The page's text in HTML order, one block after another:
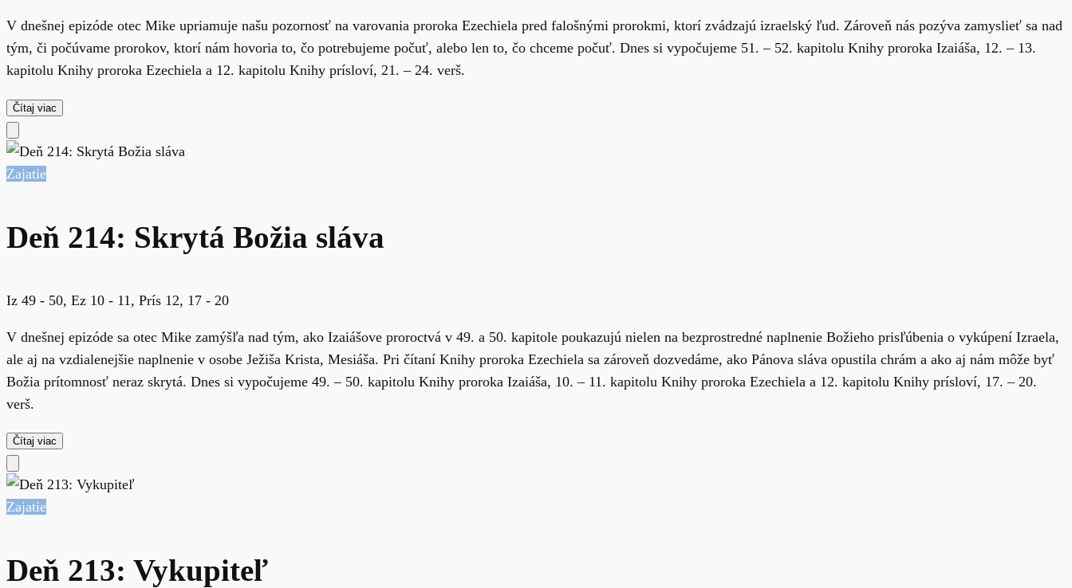
V dnešnej epizóde otec Mike upriamuje našu pozornosť na varovania proroka Ezechiela pred falošnými prorokmi, ktorí zvádzajú izraelský ľud. Zároveň nás pozýva zamyslieť sa nad
tým, či počúvame prorokov, ktorí nám hovoria to, čo potrebujeme počuť, alebo len to, čo chceme počuť. Dnes si vypočujeme 51. – 52. kapitolu Knihy proroka Izaiáša, 12. – 13.
kapitolu Knihy proroka Ezechiela a 12. kapitolu Knihy prísloví, 21. – 24. verš.
Čítaj viac
Zajatie
Deň 214: Skrytá Božia sláva
Iz 49 - 50, Ez 10 - 11, Prís 12, 17 - 20
V dnešnej epizóde sa otec Mike zamýšľa nad tým, ako Izaiášove proroctvá v 49. a 50. kapitole poukazujú nielen na bezprostredné naplnenie Božieho prisľúbenia o vykúpení Izraela,
ale aj na vzdialenejšie naplnenie v osobe Ježiša Krista, Mesiáša. Pri čítaní Knihy proroka Ezechiela sa zároveň dozvedáme, ako Pánova sláva opustila chrám a ako aj nám môže byť
Božia prítomnosť neraz skrytá. Dnes si vypočujeme 49. – 50. kapitolu Knihy proroka Izaiáša, 10. – 11. kapitolu Knihy proroka Ezechiela a 12. kapitolu Knihy prísloví, 17. – 20.
verš.
Čítaj viac
Zajatie
Deň 213: Vykupiteľ